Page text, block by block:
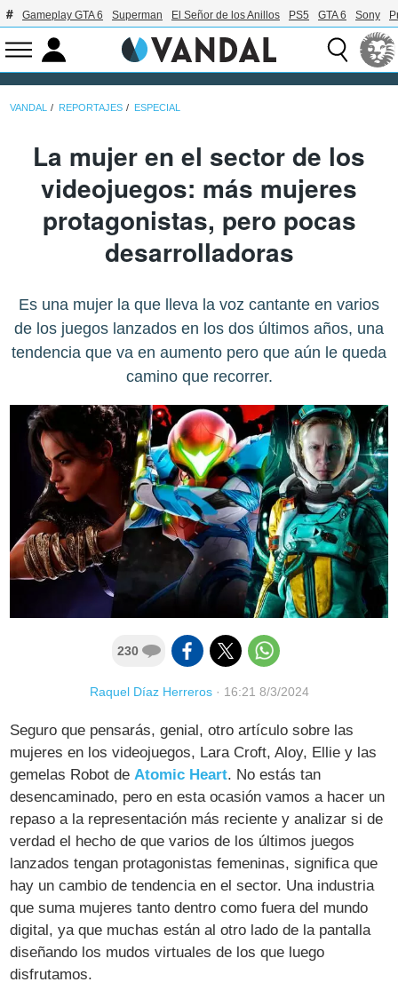
Gameplay GTA 6 Superman El Señor de los Anillos PS5 GTA 6 Sony
VANDAL REPORTAJES ESPECIAL
La mujer en el sector de los
videojuegos: más mujeres
protagonistas, pero pocas
desarrolladoras
Es una mujer la que lleva la voz cantante en varios
de los juegos lanzados en los dos últimos años, una
tendencia que va en aumento pero que aún le queda
camino que recorrer.
230
Raquel Díaz Herreros· 16:21 8/3/2024
Seguro que pensarás, genial, otro artículo sobre las
mujeres en los videojuegos, Lara Croft, Aloy, Ellie y las
gemelas Robot deAtomic Heart. No estás tan
desencaminado, pero en esta ocasión vamos a hacer un
repaso a la representación más reciente y analizar si de
verdad el hecho de que varios de los últimos juegos
lanzados tengan protagonistas femeninas, significa que
hay un cambio de tendencia en el sector. Una industria
que suma mujeres tanto dentro como fuera del mundo
digital, ya que muchas están al otro lado de la pantalla
diseñando los mudos virtuales de los que luego
disfrutamos.